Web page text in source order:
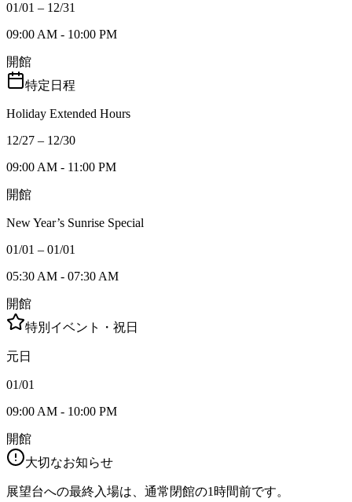
01/01 – 12/31
09:00 AM - 10:00 PM
開館
特定日程
Holiday Extended Hours
12/27 – 12/30
09:00 AM - 11:00 PM
開館
New Year’s Sunrise Special
01/01 – 01/01
05:30 AM - 07:30 AM
開館
特別イベント・祝日
元日
01/01
09:00 AM - 10:00 PM
開館
大切なお知らせ
展望台への最終入場は、通常閉館の1時間前です。